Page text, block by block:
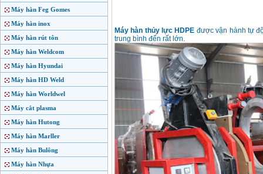
Máy hàn Feg Gomes
Máy hàn inox
Máy hàn rút tôn
Máy hàn Weldcom
Máy hàn Hyundai
Máy hàn HD Weld
Máy hàn Worldwel
Máy cắt plasma
Máy hàn Hutong
Máy hàn Marller
Máy hàn Bulông
Máy hàn Nhựa
Máy hàn thủy lực HDPE được vận hành tự
trung bình đến rất lớn.